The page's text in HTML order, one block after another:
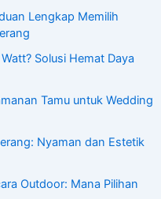
Lengkap Memilih
Solusi Hemat Daya
Tamu untuk Wedding
Nyaman dan Estetik
Outdoor: Mana Pilihan